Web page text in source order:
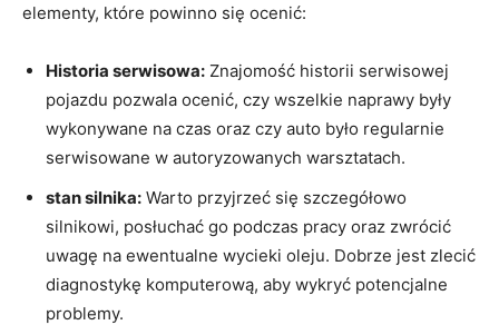
elementy, które powinno⁣ się ocenić:
Historia serwisowa: Znajomość historii serwisowej
pojazdu pozwala ocenić, czy wszelkie naprawy‌ były ​
wykonywane na czas oraz czy auto było regularnie‌
serwisowane w autoryzowanych warsztatach.
stan silnika: Warto przyjrzeć się szczegółowo
silnikowi,‍ posłuchać go⁣ podczas pracy oraz zwrócić
uwagę na ewentualne wycieki⁣ oleju.⁢ Dobrze jest ⁣zlecić
diagnostykę komputerową, aby ⁤wykryć potencjalne
problemy.